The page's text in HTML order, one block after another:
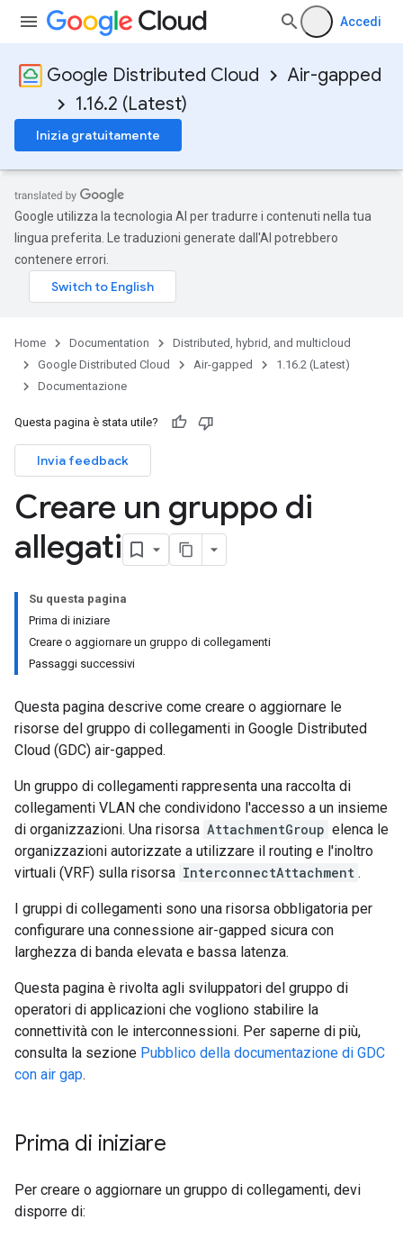
Accedi
Google Distributed Cloud
Air-gapped
1.16.2 (Latest)
Inizia gratuitamente
Google utilizza la tecnologia AI per tradurre i contenuti nella tua
lingua preferita. Le traduzioni generate dall'AI potrebbero
contenere errori.
Home Documentation
Distributed, hybrid, and multicloud
Google Distributed Cloud
Air-gapped
1.16.2 (Latest)
Documentazione
Questa pagina è stata utile?
Invia feedback
Creare un gruppo di
allegati
Su questa pagina
Prima di iniziare
Creare o aggiornare un gruppo di collegamenti
Passaggi successivi
Questa pagina descrive come creare o aggiornare le
risorse del gruppo di collegamenti in Google Distributed
Cloud (GDC) air-gapped.
Un gruppo di collegamenti rappresenta una raccolta di
collegamenti VLAN che condividono l'accesso a un insieme
di organizzazioni. Una risorsa AttachmentGroup elenca le
organizzazioni autorizzate a utilizzare il routing e l'inoltro
virtuali (VRF) sulla risorsa InterconnectAttachment .
I gruppi di collegamenti sono una risorsa obbligatoria per
configurare una connessione air-gapped sicura con
larghezza di banda elevata e bassa latenza.
Questa pagina è rivolta agli sviluppatori del gruppo di
operatori di applicazioni che vogliono stabilire la
connettività con le interconnessioni. Per saperne di più,
consulta la sezione Pubblico della documentazione di GDC
con air gap.
Prima di iniziare
Per creare o aggiornare un gruppo di collegamenti, devi
disporre di: